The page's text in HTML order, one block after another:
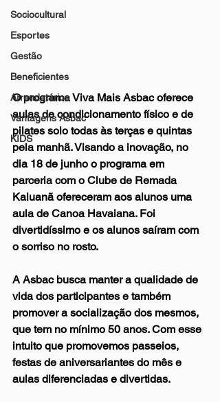
Sociocultural
Esportes
Gestão
Beneficientes
Arrendatários
Vantagens Asbac
KIDS
O programa Viva Mais Asbac oferece
aulas de condicionamento físico e de
pilates solo todas às terças e quintas
pela manhã. Visando a inovação, no
dia 18 de junho o programa em
parceria com o Clube de Remada
Kaluanã ofereceram aos alunos uma
aula de Canoa Havaiana. Foi
divertidíssimo e os alunos saíram com
o sorriso no rosto.
A Asbac busca manter a qualidade de
vida dos participantes e também
promover a socialização dos mesmos,
que tem no mínimo 50 anos. Com esse
intuito que promovemos passeios,
festas de aniversariantes do mês e
aulas diferenciadas e divertidas.